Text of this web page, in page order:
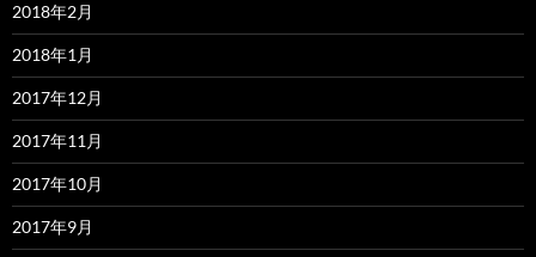
2018年2月
2018年1月
2017年12月
2017年11月
2017年10月
2017年9月